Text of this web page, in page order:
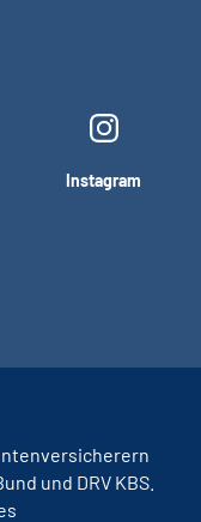
Instagram
und DRV KBS.